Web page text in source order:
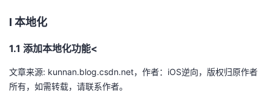
发
者
学
Programs
的
支
持
I 本地化
1.1 添加本地化功能<
文章来源: kunnan.blog.csdn.net，作者：iOS逆向，版权归原作者
所有，如需转载，请联系作者。